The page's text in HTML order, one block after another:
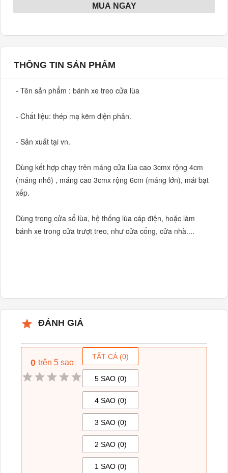
MUA NGAY
THÔNG TIN SẢN PHẨM
- Tên sản phẩm : bánh xe treo cửa lùa
- Chất liệu: thép mạ kẽm điện phân.
- Sản xuất tại vn.
Dùng kết hợp chạy trên máng cửa lùa cao 3cmx rộng 4cm
(máng nhỏ) , máng cao 3cmx rộng 6cm (máng lớn), mái bạt
xếp.
Dùng trong cửa sổ lùa, hệ thống lùa cáp điện, hoặc làm
bánh xe trong cửa trượt treo, như cửa cổng, cửa nhà....
ĐÁNH GIÁ
0 trên 5 sao
TẤT CẢ (0)
5 SAO (0)
4 SAO (0)
3 SAO (0)
2 SAO (0)
1 SAO (0)